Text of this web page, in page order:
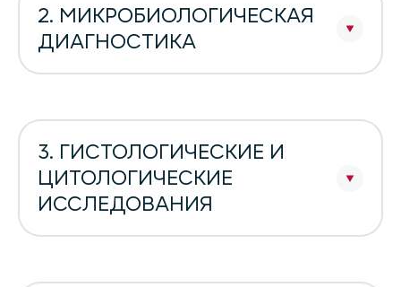
2. МИКРОБИОЛОГИЧЕСКАЯ
ДИАГНОСТИКА
3. ГИСТОЛОГИЧЕСКИЕ И
ЦИТОЛОГИЧЕСКИЕ
ИССЛЕДОВАНИЯ